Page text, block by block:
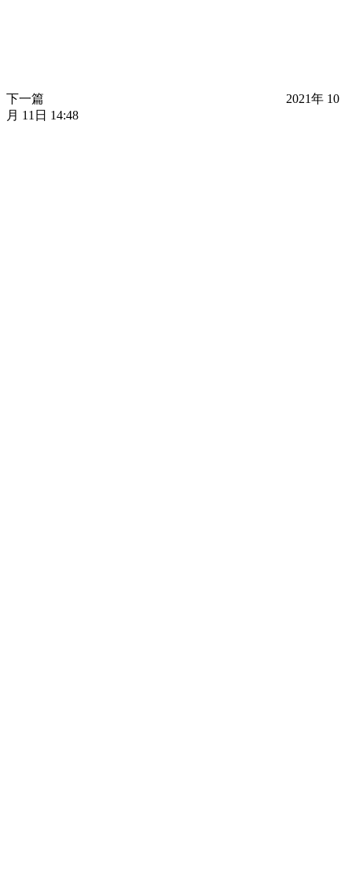
下一篇
2021年 10
月 11日 14:48